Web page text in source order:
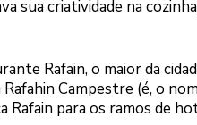
sua criatividade na
Rafain, o maior da
Campestre (é, o
Rafain para os ramos de